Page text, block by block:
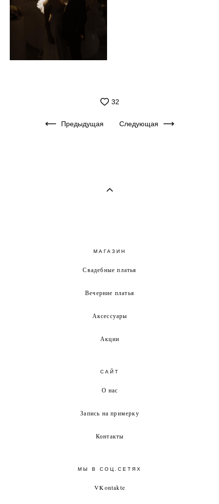
32
Предыдущая Следующая
МАГАЗИН
Свадебные платья
Вечерние платья
Аксессуары
Акции
САЙТ
О нас
Запись на примерку
Контакты
МЫ В СОЦ.СЕТЯХ
VKontakte